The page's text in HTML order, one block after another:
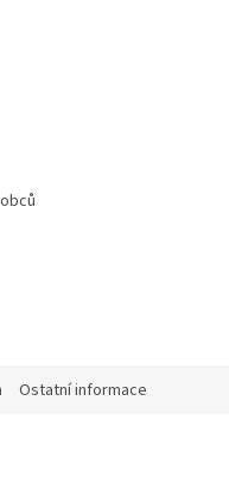
Ostatní informace